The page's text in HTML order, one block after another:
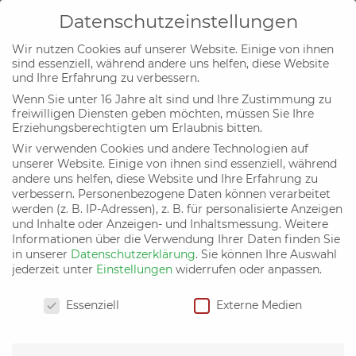
Buchrezension: Vladimir Palko
„Die Löwen kommen“
vonBündnis C|12. Dez. 2017|Menschenwürde
und Freiheitsrechte
Warum Europa und Amerika auf eine neue Tyrannei
zusteuern
Der slowakische
Politiker
Datenschutzeinstellungen
Wir nutzen Cookies auf unserer Website. Einige von ihnen
sind essenziell, während andere uns helfen, diese Website
und Ihre Erfahrung zu verbessern.
Wenn Sie unter 16 Jahre alt sind und Ihre Zustimmung zu
freiwilligen Diensten geben möchten, müssen Sie Ihre
Erziehungsberechtigten um Erlaubnis bitten.
Wir verwenden Cookies und andere Technologien auf
unserer Website. Einige von ihnen sind essenziell, während
andere uns helfen, diese Website und Ihre Erfahrung zu
verbessern. Personenbezogene Daten können verarbeitet
werden (z. B. IP-Adressen), z. B. für personalisierte Anzeigen
und Inhalte oder Anzeigen- und Inhaltsmessung. Weitere
Informationen über die Verwendung Ihrer Daten finden Sie
in unserer Datenschutzerklärung. Sie können Ihre Auswahl
jederzeit unter Einstellungen widerrufen oder anpassen.
Essenziell Externe Medien